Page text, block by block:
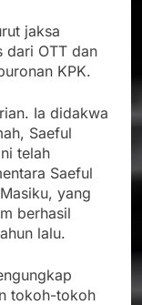
jaksa
dari OTT dan
KPK.
Ia didakwa
Saeful
telah
Saeful
yang
berhasil
lalu.
tokoh-tokoh